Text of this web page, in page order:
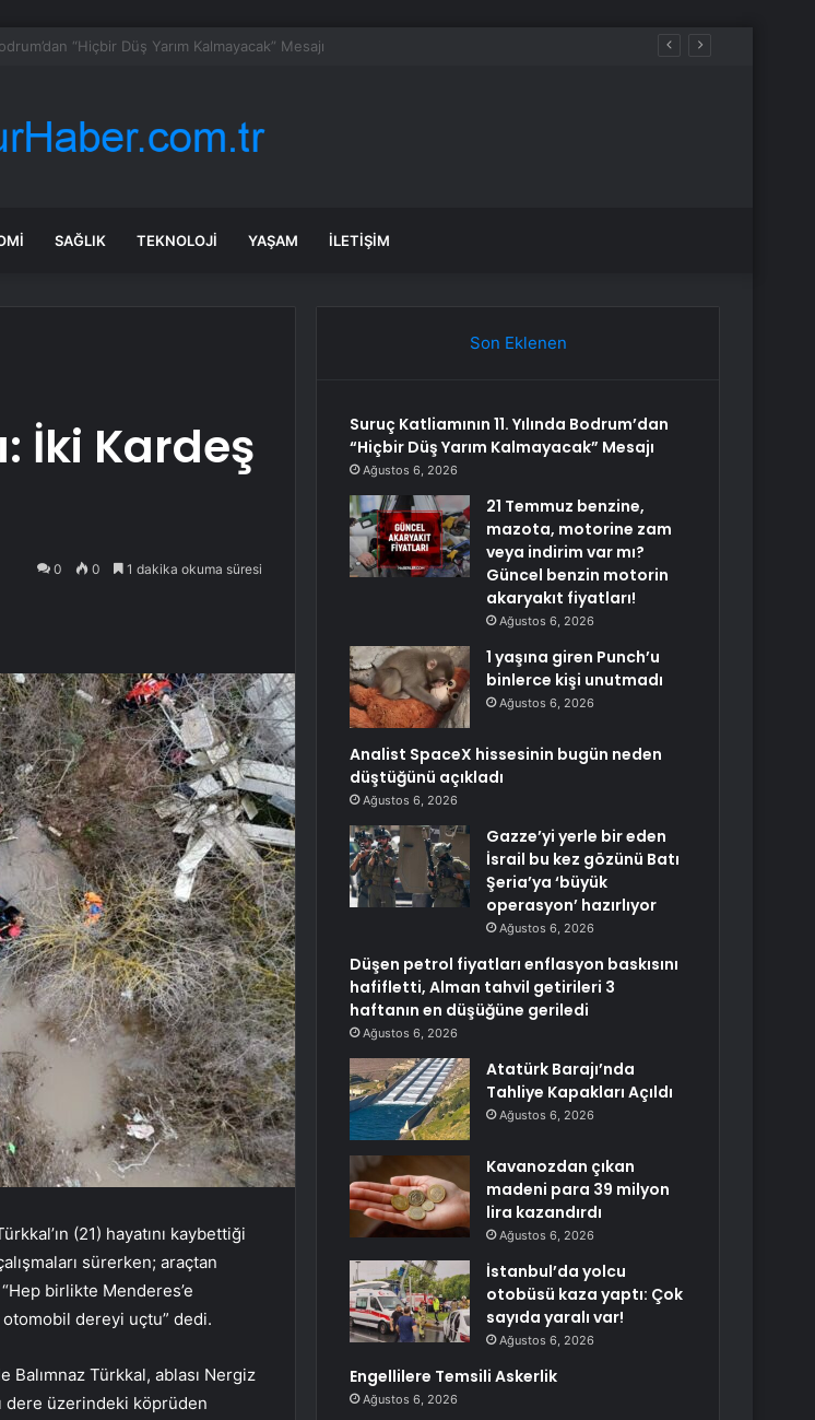
zam veya indirim var mı? Güncel benzin motorin akaryakıt fiyatları!
SAĞLIK TEKNOLOJI YAŞAM İLETIŞIM
İki Kardeş
0 0 1 dakika okuma süresi
(21) hayatını kaybettiği
sürerken; araçtan
birlikte Menderes’e
dereyi uçtu” dedi.
Balımnaz Türkkal, ablası Nergiz
dere üzerindeki köprüden
Son Eklenen
Suruç Katliamının 11. Yılında Bodrum’dan
“Hiçbir Düş Yarım Kalmayacak” Mesajı
Ağustos 6, 2026
21 Temmuz benzine,
mazota, motorine zam
veya indirim var mı?
Güncel benzin motorin
akaryakıt fiyatları!
Ağustos 6, 2026
1 yaşına giren Punch’u
binlerce kişi unutmadı
Ağustos 6, 2026
Analist SpaceX hissesinin bugün neden
düştüğünü açıkladı
Ağustos 6, 2026
Gazze’yi yerle bir eden
İsrail bu kez gözünü Batı
Şeria’ya ‘büyük
operasyon’ hazırlıyor
Ağustos 6, 2026
Düşen petrol fiyatları enflasyon baskısını
hafifletti, Alman tahvil getirileri 3
haftanın en düşüğüne geriledi
Ağustos 6, 2026
Atatürk Barajı’nda
Tahliye Kapakları Açıldı
Ağustos 6, 2026
Kavanozdan çıkan
madeni para 39 milyon
lira kazandırdı
Ağustos 6, 2026
İstanbul’da yolcu
otobüsü kaza yaptı: Çok
sayıda yaralı var!
Ağustos 6, 2026
Engellilere Temsili Askerlik
Ağustos 6, 2026